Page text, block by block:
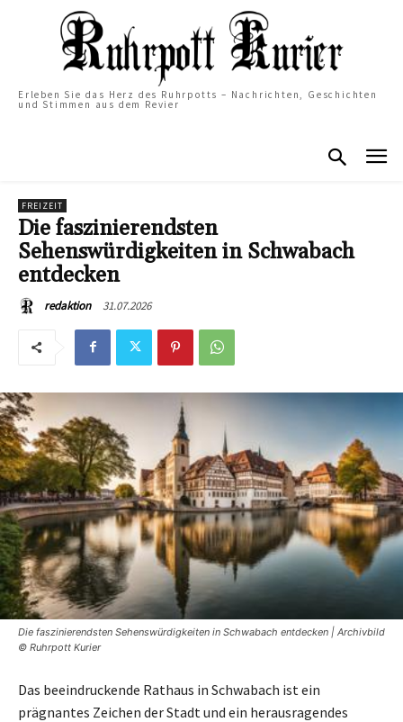
Erleben Sie das Herz des Ruhrpotts – Nachrichten, Geschichten
und Stimmen aus dem Revier
FREIZEIT
Die faszinierendsten
Sehenswürdigkeiten in Schwabach
entdecken
redaktion 31.07.2026
Die faszinierendsten Sehenswürdigkeiten in Schwabach entdecken | Archivbild
© Ruhrpott Kurier
Das beeindruckende Rathaus in Schwabach ist ein
prägnantes Zeichen der Stadt und ein herausragendes